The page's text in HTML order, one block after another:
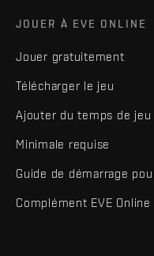
JOUER À EVE ONLINE
Jouer gratuitement
Télécharger le jeu
Ajouter du temps de jeu
Minimale requise
Guide de démarrage
Complément EVE Online